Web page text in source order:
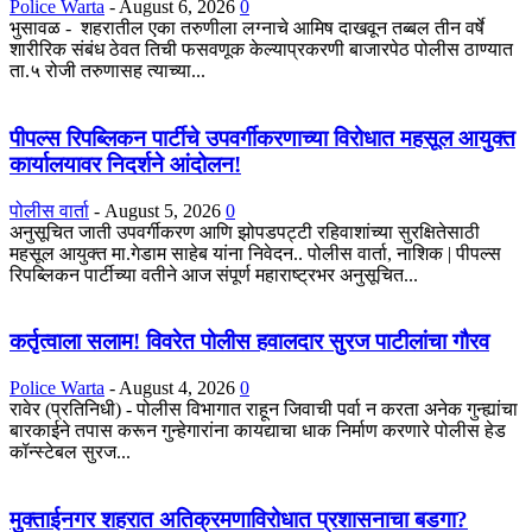
Police Warta - August 6, 2026 0
भुसावळ - शहरातील एका तरुणीला लग्नाचे आमिष दाखवून तब्बल तीन वर्षे
शारीरिक संबंध ठेवत तिची फसवणूक केल्याप्रकरणी बाजारपेठ पोलीस ठाण्यात
ता.५ रोजी तरुणासह त्याच्या...
पीपल्स रिपब्लिकन पार्टीचे उपवर्गीकरणाच्या विरोधात महसूल आयुक्त
कार्यालयावर निदर्शने आंदोलन!
पोलीस वार्ता - August 5, 2026 0
अनुसूचित जाती उपवर्गीकरण आणि झोपडपट्टी रहिवाशांच्या सुरक्षितेसाठी
महसूल आयुक्त मा.गेडाम साहेब यांना निवेदन.. पोलीस वार्ता, नाशिक | पीपल्स
रिपब्लिकन पार्टीच्या वतीने आज संपूर्ण महाराष्ट्रभर अनुसूचित...
कर्तृत्वाला सलाम! विवरेत पोलीस हवालदार सुरज पाटीलांचा गौरव
Police Warta - August 4, 2026 0
रावेर (प्रतिनिधी) - पोलीस विभागात राहून जिवाची पर्वा न करता अनेक गुन्ह्यांचा
बारकाईने तपास करून गुन्हेगारांना कायद्याचा धाक निर्माण करणारे पोलीस हेड
कॉन्स्टेबल सुरज...
मुक्ताईनगर शहरात अतिक्रमणाविरोधात प्रशासनाचा बडगा?